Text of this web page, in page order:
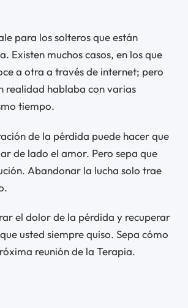
para los solteros que están
Existen muchos casos, en los que
a otra a través de internet; pero
realidad hablaba con varias
tiempo.
de la pérdida puede hacer que
de lado el amor. Pero sepa que
Abandonar la lucha solo trae
el dolor de la pérdida y recuperar
usted siempre quiso. Sepa cómo
reunión de la Terapia.